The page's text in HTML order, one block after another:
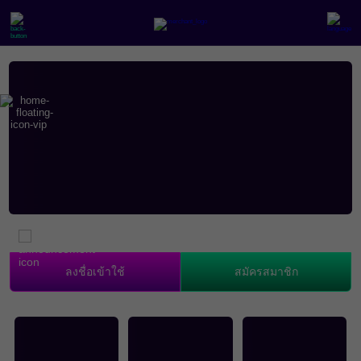
สมัครสมาชิก
ลงชื่อเข้าใช้